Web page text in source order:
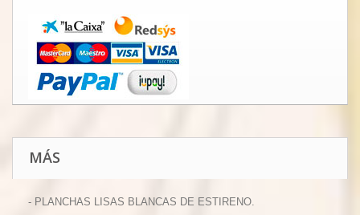
MÁS
- PLANCHAS LISAS BLANCAS DE ESTIRENO.